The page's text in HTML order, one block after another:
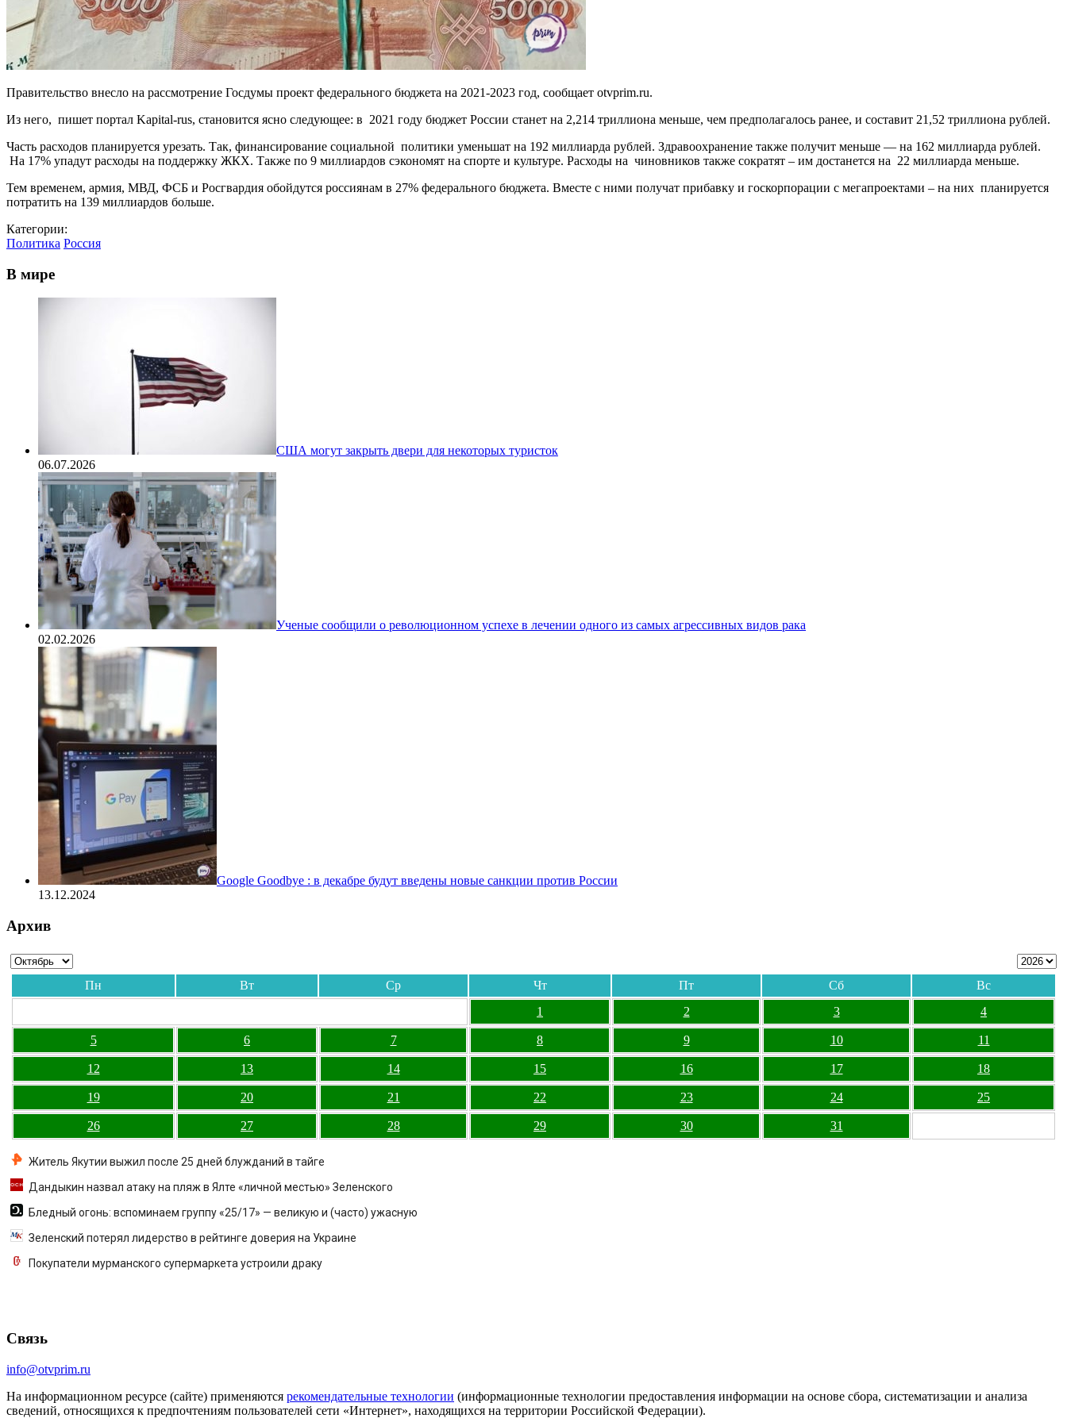
Правительство внесло на рассмотрение Госдумы проект федерального бюджета на 2021-2023 год, сообщает otvprim.ru.
Из него, пишет портал Kapital-rus, становится ясно следующее: в 2021 году бюджет России станет на 2,214 триллиона меньше, чем предполагалось ранее, и составит 21,52 триллиона рублей.
Часть расходов планируется урезать. Так, финансирование социальной политики уменьшат на 192 миллиарда рублей. Здравоохранение также получит меньше — на 162 миллиарда рублей.
На 17% упадут расходы на поддержку ЖКХ. Также по 9 миллиардов сэкономят на спорте и культуре. Расходы на чиновников также сократят – им достанется на 22 миллиарда меньше.
Тем временем, армия, МВД, ФСБ и Росгвардия обойдутся россиянам в 27% федерального бюджета. Вместе с ними получат прибавку и госкорпорации с мегапроектами – на них планируется
потратить на 139 миллиардов больше.
Категории:
Политика Россия
В мире
США могут закрыть двери для некоторых туристок
06.07.2026
Ученые сообщили о революционном успехе в лечении одного из самых агрессивных видов рака
02.02.2026
Google Goodbye : в декабре будут введены новые санкции против России
13.12.2024
Архив
Пн Вт Ср Чт Пт Сб
Вс
1
2 3 4
5 6 7 8 9 10 11
12 13 14 15 16 17 18
19 20 21 22 23 24 25
26 27 28 29 30 31
Житель Якутии выжил после 25 дней блужданий в тайге
Дандыкин назвал атаку на пляж в Ялте «личной местью» Зеленского
Бледный огонь: вспоминаем группу «25/17» — великую и (часто) ужасную
Зеленский потерял лидерство в рейтинге доверия на Украине
Покупатели мурманского супермаркета устроили драку
Связь
info@otvprim.ru
На информационном ресурсе (сайте) применяются рекомендательные технологии (информационные технологии предоставления информации на основе сбора, систематизации и анализа
сведений, относящихся к предпочтениям пользователей сети «Интернет», находящихся на территории Российской Федерации).